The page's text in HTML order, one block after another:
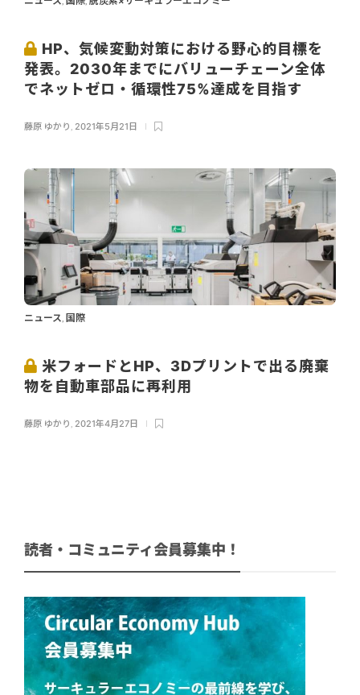
HP、気候変動対策における野心的目標を
発表。2030年までにバリューチェーン全体
でネットゼロ・循環性75%達成を目指す
藤原 ゆかり , 2021年5月21日
ニュース, 国際
米フォードとHP、3Dプリントで出る廃棄
物を自動車部品に再利用
藤原 ゆかり , 2021年4月27日
読者・コミュニティ会員募集中！